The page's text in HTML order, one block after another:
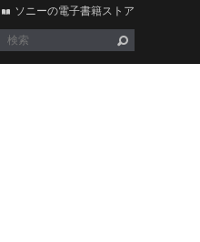
ソニーの電子書籍ストア